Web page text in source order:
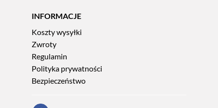
INFORMACJE
Koszty wysyłki
Zwroty
Regulamin
Polityka prywatności
Bezpieczeństwo